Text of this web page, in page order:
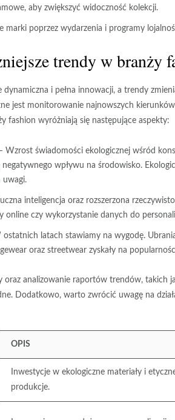
aby zwiększyć widoczność kolekcji.
marki poprzez wydarzenia i programy
trendy w branży
dynamiczna i pełna innowacji, a trendy
jest monitorowanie najnowszych
fashion wyróżniają się następujące aspekty:
Wzrost świadomości ekologicznej wśród
wpływu na środowisko.
uwagi.
inteligencja oraz rozszerzona
online czy wykorzystanie danych do
ostatnich latach stawiamy na wygodę.
oraz streetwear zyskały na
oraz analizowanie raportów trendów, takich
Dodatkowo, warto zwrócić uwagę na
OPIS
Inwestycje w ekologiczne materiały i
produkcje.